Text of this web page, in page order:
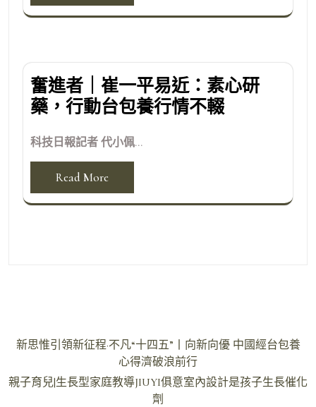
奮進者｜崔一平易近：素心研
藥，行動台包養行情不輟
科技日報記者 代小佩...
Read More
文
導
新思惟引領新征程·不凡“十四五”丨向新向優 中國經台包養
心得濟破浪前行
親子育兒|生長型家庭教導JIUYI俱意室內設計是孩子生長催化
劑